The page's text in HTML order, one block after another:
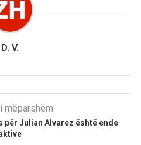
D. V.
mëparshëm
për Julian Alvarez është ende